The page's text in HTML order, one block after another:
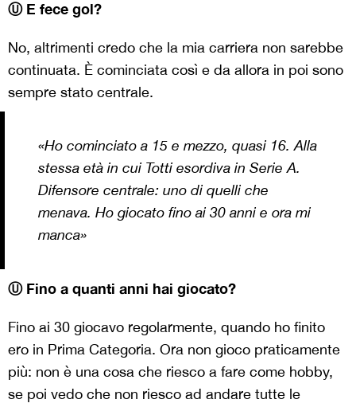
Ⓤ E fece gol?
No, altrimenti credo che la mia carriera non sarebbe
continuata. È cominciata così e da allora in poi sono
sempre stato centrale.
«Ho cominciato a 15 e mezzo, quasi 16. Alla
stessa età in cui Totti esordiva in Serie A.
Difensore centrale: uno di quelli che
menava. Ho giocato fino ai 30 anni e ora mi
manca»
Ⓤ Fino a quanti anni hai giocato?
Fino ai 30 giocavo regolarmente, quando ho finito
ero in Prima Categoria. Ora non gioco praticamente
più: non è una cosa che riesco a fare come hobby,
se poi vedo che non riesco ad andare tutte le